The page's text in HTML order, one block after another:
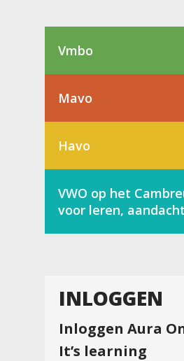
Vmbo
Mavo
Havo
VWO op het
voor leren,
INLOGGEN
Inloggen Aura
It’s learning